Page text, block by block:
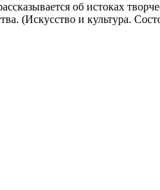
об истоках
(Искусство и культура.